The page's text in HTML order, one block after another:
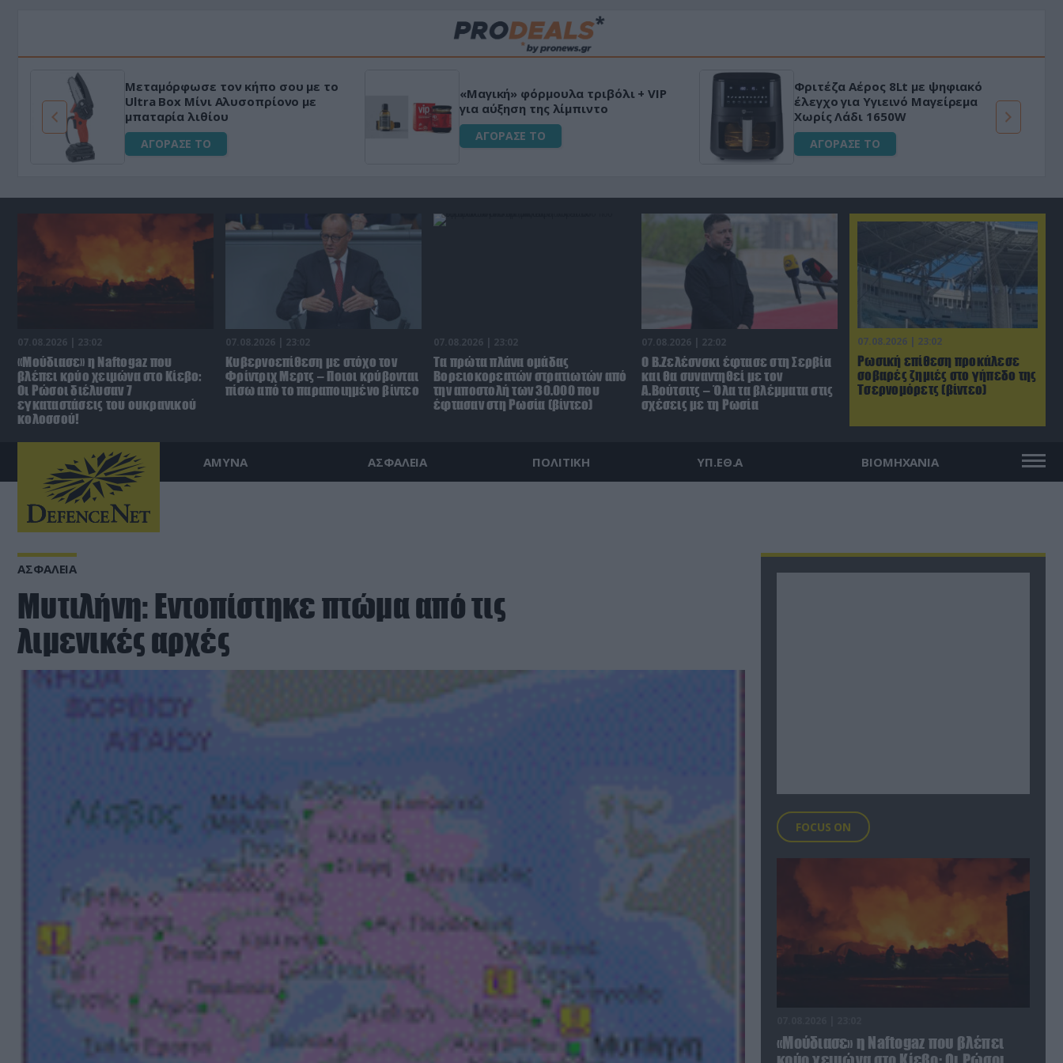
Μεταμόρφωσε τον κήπο σου με το
Ultra Box Μίνι Αλυσοπρίονο με
μπαταρία λιθίου
ΑΓΟΡΑΣΕ ΤΟ
«Μαγική» φόρμουλα τριβόλι + VIP
για αύξηση της λίμπιντο
ΑΓΟΡΑΣΕ ΤΟ
Φριτέζα Αέρος 8Lt με ψηφιακό
έλεγχο για Υγιεινό Μαγείρεμα
Χωρίς Λάδι 1650W
ΑΓΟΡΑΣΕ ΤΟ
07.08.2026 | 23:02
Ρωσική επίθεση προκάλεσε
σοβαρές ζημιές στο γήπεδο της
Τσερνομόρετς (βίντεο)
07.08.2026 | 23:02
«Μούδιασε» η Naftogaz που
βλέπει κρύο χειμώνα στο Κίεβο:
Οι Ρώσοι διέλυσαν 7
εγκαταστάσεις του ουκρανικού
κολοσσού!
07.08.2026 | 23:02
Κυβερνοεπίθεση με στόχο τον
Φρίντριχ Μερτς – Ποιοι κρύβονται
πίσω από το παραποιημένο βίντεο
07.08.2026 | 23:02
Τα πρώτα πλάνα ομάδας
Βορειοκορεατών στρατιωτών από
την αποστολή των 30.000 που
έφτασαν στη Ρωσία (βίντεο)
07.08.2026 | 22:02
Ο Β.Ζελέσνσκι έφτασε στη Σερβία
και θα συναντηθεί με τον
Α.Βούτσιτς – Όλα τα βλέμματα στις
σχέσεις με τη Ρωσία
ΑΜΥΝΑ ΑΣΦΑΛΕΙΑ ΠΟΛΙΤΙΚΗ ΥΠ.ΕΘ.Α ΒΙΟΜΗΧΑΝΙΑ
ΑΣΦΑΛΕΙΑ
Μυτιλήνη: Εντοπίστηκε πτώμα από τις
λιμενικές αρχές
FOCUS ON
«Μούδιασε» η Naftogaz που βλέπει